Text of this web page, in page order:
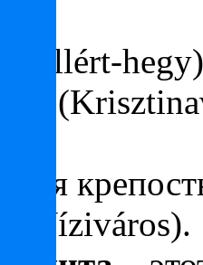
(Gellért-hegy)
(Víziváros).